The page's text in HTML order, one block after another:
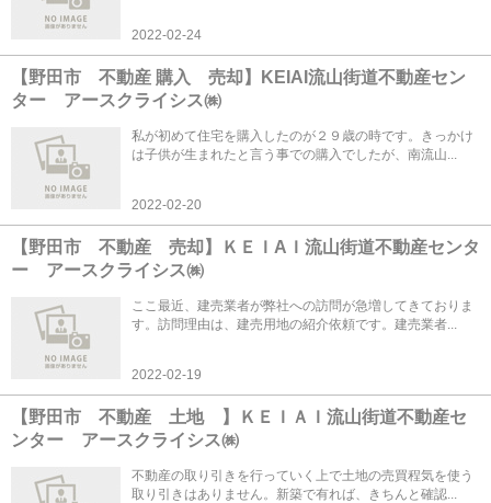
2022-02-24
【野田市 不動産 購入 売却】KEIAI流山街道不動産セン
ター アースクライシス㈱
私が初めて住宅を購入したのが２９歳の時です。きっかけ
は子供が生まれたと言う事での購入でしたが、南流山...
2022-02-20
【野田市 不動産 売却】ＫＥＩAＩ流山街道不動産センタ
ー アースクライシス㈱
ここ最近、建売業者が弊社への訪問が急増してきておりま
す。訪問理由は、建売用地の紹介依頼です。建売業者...
2022-02-19
【野田市 不動産 土地 】ＫＥＩＡＩ流山街道不動産セ
ンター アースクライシス㈱
不動産の取り引きを行っていく上で土地の売買程気を使う
取り引きはありません。新築で有れば、きちんと確認...